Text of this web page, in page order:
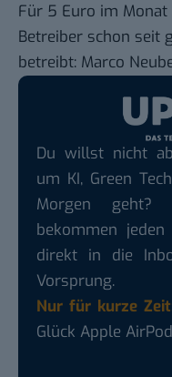
Für 5 Euro im
Betreiber schon seit
betreibt: Marco
Du willst nicht
um KI, Green
Morgen geht?
bekommen
direkt in die
Vorsprung.
Nur für kurze
Glück Apple